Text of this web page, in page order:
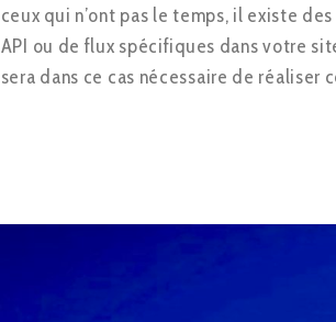
ceux qui n’ont pas le temps, il existe
API ou de flux spécifiques dans votre
sera dans ce cas nécessaire de